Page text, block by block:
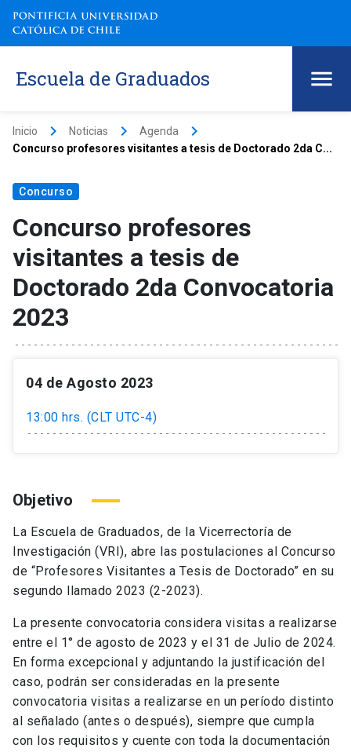
Escuela de Graduados
Inicio keyboard_arrow_right Noticias keyboard_arrow_right Agenda keyboard_arrow_right
Concurso profesores visitantes a tesis de Doctorado 2da C...
Concurso
Concurso profesores
visitantes a tesis de
Doctorado 2da Convocatoria
2023
04 de Agosto 2023
13:00 hrs. (CLT UTC-4)
Objetivo
La Escuela de Graduados, de la Vicerrectoría de
Investigación (VRI), abre las postulaciones al Concurso
de “Profesores Visitantes a Tesis de Doctorado” en su
segundo llamado 2023 (2-2023).
La presente convocatoria considera visitas a realizarse
entre el 1° de agosto de 2023 y el 31 de Julio de 2024.
En forma excepcional y adjuntando la justificación del
caso, podrán ser consideradas en la presente
convocatoria visitas a realizarse en un período distinto
al señalado (antes o después), siempre que cumpla
con los requisitos y cuente con toda la documentación